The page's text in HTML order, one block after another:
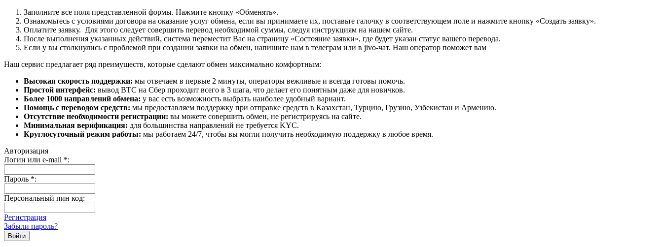
Заполните все поля представленной формы. Нажмите кнопку «Обменять».
Ознакомьтесь с условиями договора на оказание услуг обмена, если вы принимаете их, поставьте галочку в соответствующем поле и нажмите кнопку «Создать заявку».
Оплатите заявку. Для этого следует совершить перевод необходимой суммы, следуя инструкциям на нашем сайте.
После выполнения указанных действий, система переместит Вас на страницу «Состояние заявки», где будет указан статус вашего перевода.
Если у вы столкнулись с проблемой при создании заявки на обмен, напишите нам в телеграм или в jivo-чат. Наш оператор поможет вам
Наш сервис предлагает ряд преимуществ, которые сделают обмен максимально комфортным:
Высокая скорость поддержки: мы отвечаем в первые 2 минуты, операторы вежливые и всегда готовы помочь.
Простой интерфейс: вывод BTC на Сбер проходит всего в 3 шага, что делает его понятным даже для новичков.
Более 1000 направлений обмена: у вас есть возможность выбрать наиболее удобный вариант.
Помощь с переводом средств: мы предоставляем поддержку при отправке средств в Казахстан, Турцию, Грузию, Узбекистан и Армению.
Отсутствие необходимости регистрации: вы можете совершить обмен, не регистрируясь на сайте.
Минимальная верификация: для большинства направлений не требуется KYC.
Круглосуточный режим работы: мы работаем 24/7, чтобы вы могли получить необходимую поддержку в любое время.
Авторизация
Логин или e-mail *:
Пароль *:
Персональный пин код:
Регистрация
Забыли пароль?